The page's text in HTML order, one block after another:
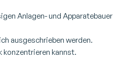
Anlagen- und Apparatebauer
ausgeschrieben werden.
konzentrieren kannst.